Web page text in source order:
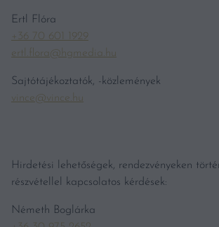
Ertl Flóra
+36 70 601 1929
ertl.flora@hgmedia.hu
Sajtótájékoztatók, -közlemények
vince@vince.hu
Hirdetési lehetőségek, rendezvényeken
részvétellel kapcsolatos kérdések:
Németh Boglárka